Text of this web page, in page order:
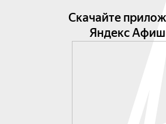
Скачайте
Яндекс